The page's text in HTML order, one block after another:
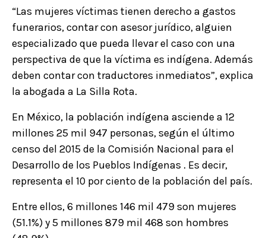
“Las mujeres víctimas tienen derecho a gastos
funerarios, contar con asesor jurídico, alguien
especializado que pueda llevar el caso con una
perspectiva de que la víctima es indígena. Además
deben contar con traductores inmediatos”, explica
la abogada a La Silla Rota.
En México, la población indígena asciende a 12
millones 25 mil 947 personas, según el último
censo del 2015 de la Comisión Nacional para el
Desarrollo de los Pueblos Indígenas . Es decir,
representa el 10 por ciento de la población del país.
Entre ellos, 6 millones 146 mil 479 son mujeres
(51.1%) y 5 millones 879 mil 468 son hombres